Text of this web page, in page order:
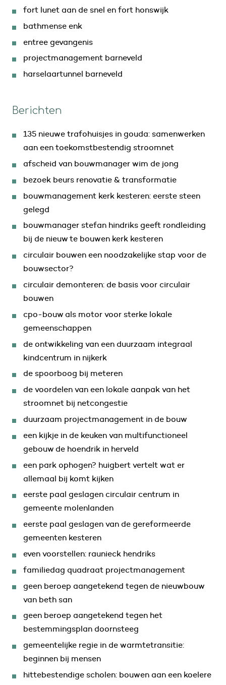
fort lunet aan de snel en fort honswijk
bathmense enk
entree gevangenis
projectmanagement barneveld
harselaartunnel barneveld
Berichten
135 nieuwe trafohuisjes in gouda: samenwerken
aan een toekomstbestendig stroomnet
afscheid van bouwmanager wim de jong
bezoek beurs renovatie & transformatie
bouwmanagement kerk kesteren: eerste steen
gelegd
bouwmanager stefan hindriks geeft rondleiding
bij de nieuw te bouwen kerk kesteren
circulair bouwen een noodzakelijke stap voor de
bouwsector?
circulair demonteren: de basis voor circulair
bouwen
cpo-bouw als motor voor sterke lokale
gemeenschappen
de ontwikkeling van een duurzaam integraal
kindcentrum in nijkerk
de spoorboog bij meteren
de voordelen van een lokale aanpak van het
stroomnet bij netcongestie
duurzaam projectmanagement in de bouw
een kijkje in de keuken van multifunctioneel
gebouw de hoendrik in herveld
een park ophogen? huigbert vertelt wat er
allemaal bij komt kijken
eerste paal geslagen circulair centrum in
gemeente molenlanden
eerste paal geslagen van de gereformeerde
gemeenten kesteren
even voorstellen: raunieck hendriks
familiedag quadraat projectmanagement
geen beroep aangetekend tegen de nieuwbouw
van beth san
geen beroep aangetekend tegen het
bestemmingsplan doornsteeg
gemeentelijke regie in de warmtetransitie:
beginnen bij mensen
hittebestendige scholen: bouwen aan een koelere